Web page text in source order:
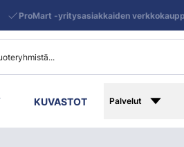
KUVASTOT Palvelut
ProMart -yritysasiakkaiden